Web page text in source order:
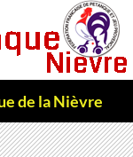
de la Nièvre